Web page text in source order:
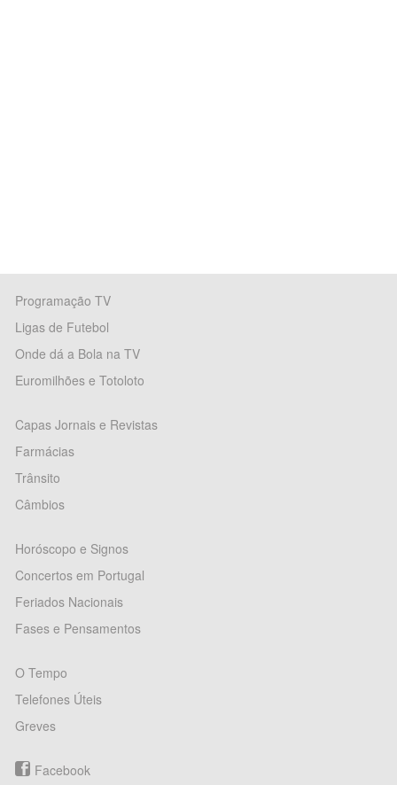
Programação TV
Ligas de Futebol
Onde dá a Bola na TV
Euromilhões e Totoloto
Capas Jornais e Revistas
Farmácias
Trânsito
Câmbios
Horóscopo e Signos
Concertos em Portugal
Feriados Nacionais
Fases e Pensamentos
O Tempo
Telefones Úteis
Greves
Facebook